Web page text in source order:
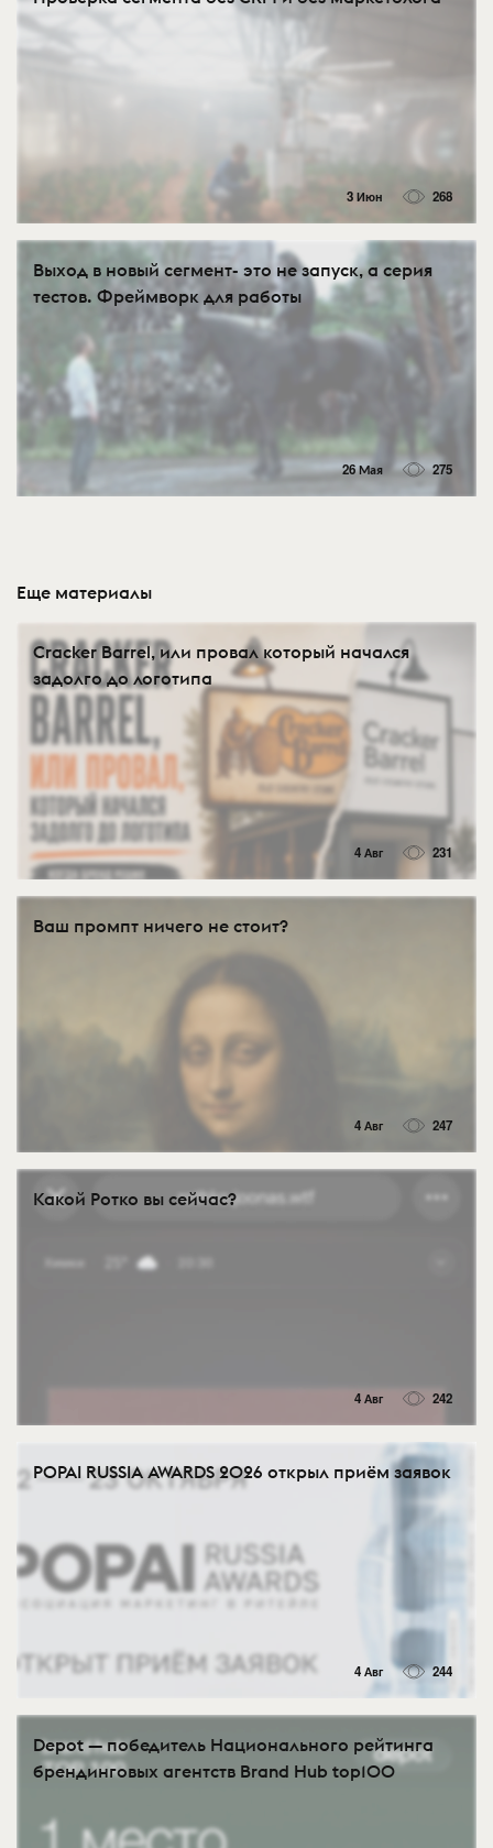
3 Июн 268
Выход в новый сегмент- это не запуск, а серия
тестов. Фреймворк для работы
26 Мая 275
Еще материалы
Cracker Barrel, или провал который начался
задолго до логотипа
4 Авг 231
Ваш промпт ничего не стоит?
4 Авг 247
Какой Ротко вы сейчас?
4 Авг 242
POPAI RUSSIA AWARDS 2026 открыл приём заявок
4 Авг 244
Depot — победитель Национального рейтинга
брендинговых агентств Brand Hub top100